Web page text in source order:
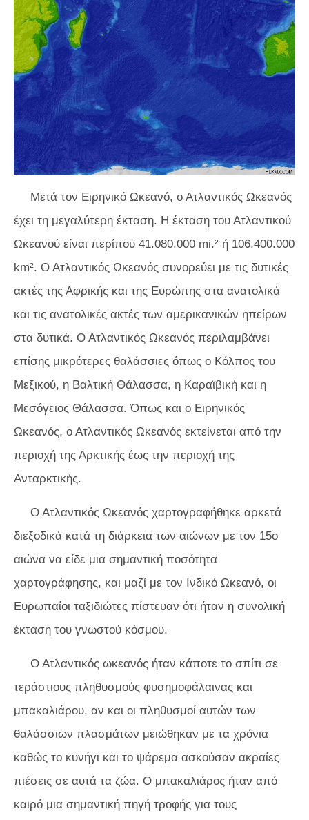
Μετά τον Ειρηνικό Ωκεανό, ο Ατλαντικός Ωκεανός
έχει τη μεγαλύτερη έκταση. Η έκταση του Ατλαντικού
Ωκεανού είναι περίπου 41.080.000 mi.² ή 106.400.000
km². Ο Ατλαντικός Ωκεανός συνορεύει με τις δυτικές
ακτές της Αφρικής και της Ευρώπης στα ανατολικά
και τις ανατολικές ακτές των αμερικανικών ηπείρων
στα δυτικά. Ο Ατλαντικός Ωκεανός περιλαμβάνει
επίσης μικρότερες θαλάσσιες όπως ο Κόλπος του
Μεξικού, η Βαλτική Θάλασσα, η Καραϊβική και η
Μεσόγειος Θάλασσα. Όπως και ο Ειρηνικός
Ωκεανός, ο Ατλαντικός Ωκεανός εκτείνεται από την
περιοχή της Αρκτικής έως την περιοχή της
Ανταρκτικής.
Ο Ατλαντικός Ωκεανός χαρτογραφήθηκε αρκετά
διεξοδικά κατά τη διάρκεια των αιώνων με τον 15ο
αιώνα να είδε μια σημαντική ποσότητα
χαρτογράφησης, και μαζί με τον Ινδικό Ωκεανό, οι
Ευρωπαίοι ταξιδιώτες πίστευαν ότι ήταν η συνολική
έκταση του γνωστού κόσμου.
Ο Ατλαντικός ωκεανός ήταν κάποτε το σπίτι σε
τεράστιους πληθυσμούς φυσημοφάλαινας και
μπακαλιάρου, αν και οι πληθυσμοί αυτών των
θαλάσσιων πλασμάτων μειώθηκαν με τα χρόνια
καθώς το κυνήγι και το ψάρεμα ασκούσαν ακραίες
πιέσεις σε αυτά τα ζώα. Ο μπακαλιάρος ήταν από
καιρό μια σημαντική πηγή τροφής για τους